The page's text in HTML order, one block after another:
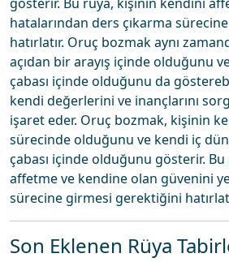
hatalarından ders çıkarma
hatırlatır. Oruç bozmak aynı
açıdan bir arayış içinde olduğunu
çabası içinde olduğunu da
kendi değerlerini ve inançlarını
işaret eder. Oruç bozmak, kişinin
sürecinde olduğunu ve kendi iç
çabası içinde olduğunu gösterir.
affetme ve kendine olan güvenini
sürecine girmesi gerektiğini
Son Eklenen Rüya